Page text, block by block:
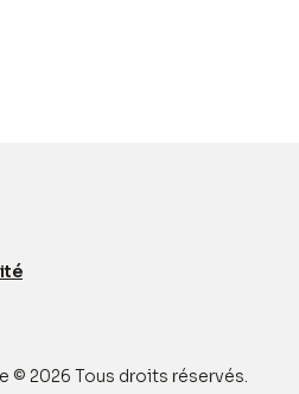
© 2026 Tous droits réservés.